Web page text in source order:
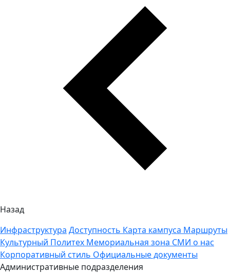
Назад
Инфраструктура Доступность Карта кампуса Маршруты
Культурный Политех Мемориальная зона СМИ о нас
Корпоративный стиль Официальные документы
Административные подразделения